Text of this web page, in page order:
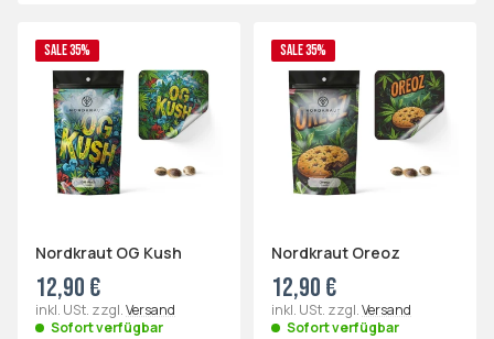
SALE 35%
Nordkraut OG Kush
12,90 €
inkl. USt. zzgl.Versand
Sofort verfügbar
SALE 35%
Nordkraut Oreoz
12,90 €
inkl. USt. zzgl.Versand
Sofort verfügbar